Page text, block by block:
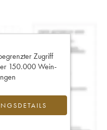
Zugriff
150.000 Wein-